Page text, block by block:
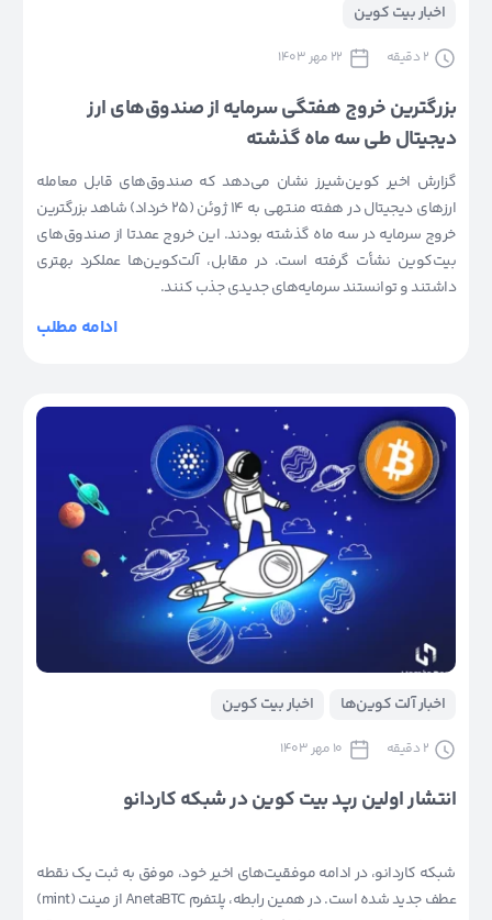
اخبار بیت کوین
2 دقیقه 22 مهر 1403
بزرگترین خروج هفتگی سرمایه از صندوق‌های ارز
دیجیتال طی سه ماه گذشته
گزارش اخیر کوین‌شیرز نشان می‌دهد که صندوق‌های قابل معامله
ارزهای دیجیتال در هفته منتهی به ۱۴ ژوئن (۲۵ خرداد) شاهد بزرگترین
خروج سرمایه در سه ماه گذشته بودند. این خروج عمدتا از صندوق‌های
بیت‌کوین نشأت گرفته است. در مقابل، آلت‌کوین‌ها عملکرد بهتری
داشتند و توانستند سرمایه‌های جدیدی جذب کنند.
ادامه مطلب
اخبار آلت کوین‌ها اخبار بیت کوین
2 دقیقه 10 مهر 1403
انتشار اولین رپد بیت کوین در شبکه کاردانو
شبکه کاردانو، در ادامه موفقیت‌های اخیر خود، موفق به ثبت یک نقطه
عطف جدید شده است. در همین رابطه، پلتفرم AnetaBTC از مینت (mint)